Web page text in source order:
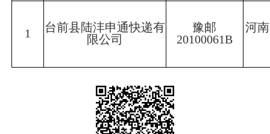
1
台前县陆沣申通快递有
限公司
豫邮
20100061B
河